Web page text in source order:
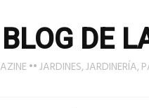
BLOG DE
•• JARDINES, JARDINERÍA,